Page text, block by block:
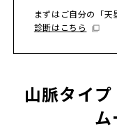
まずはご自分の「天
診断はこちら
山脈タイ